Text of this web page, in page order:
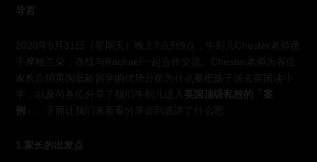
导言
2020年5月31日（星期天）晚上7点到9点，牛剑儿Chester老师携
手摩根兰朵，在线与Rachael一起合作交流。Chester老师为各位
家长介绍英国低龄留学的优势分析为什么要把孩子送去英国读小
学，以及与各位分享了我们牛剑儿进入 英国顶级私校的「案
例
」。下面让我们来看看分享会到底讲了什么吧
1.家长的出发点